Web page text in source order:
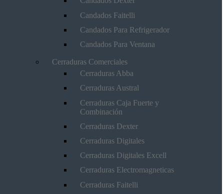
Candados Faitelli
Candados Para Refrigerador
Candados Para Ventana
Cerraduras Comerciales
Cerraduras Abba
Cerraduras Austral
Cerraduras Caja Fuerte y
Combinación
Cerraduras Dexter
Cerraduras Digitales
Cerraduras Digitales Excell
Cerraduras Electromagneticas
Cerraduras Faitelli